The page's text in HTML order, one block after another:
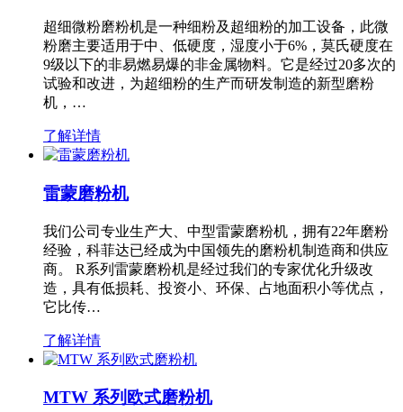
超细微粉磨粉机是一种细粉及超细粉的加工设备，此微
粉磨主要适用于中、低硬度，湿度小于6%，莫氏硬度在
9级以下的非易燃易爆的非金属物料。它是经过20多次的
试验和改进，为超细粉的生产而研发制造的新型磨粉
机，…
了解详情
雷蒙磨粉机
我们公司专业生产大、中型雷蒙磨粉机，拥有22年磨粉
经验，科菲达已经成为中国领先的磨粉机制造商和供应
商。 R系列雷蒙磨粉机是经过我们的专家优化升级改
造，具有低损耗、投资小、环保、占地面积小等优点，
它比传…
了解详情
MTW 系列欧式磨粉机